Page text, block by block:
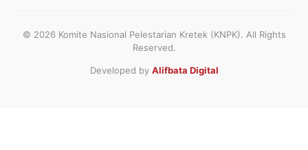
© 2026 Komite Nasional Pelestarian Kretek (KNPK). All Rights
Reserved.
Developed by Alifbata Digital